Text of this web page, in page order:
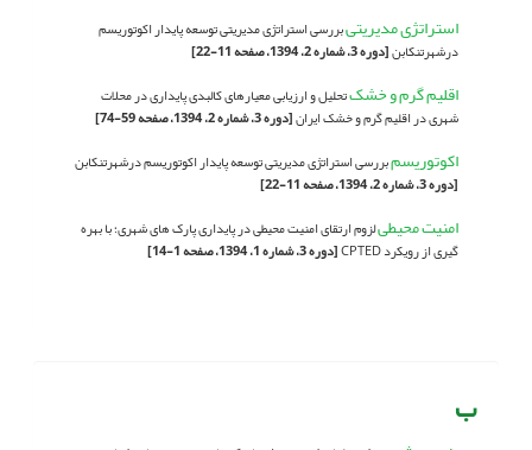
استراتژی مدیریتیبررسی استراتژی مدیریتی توسعه پایدار اکوتوریسم
درشهرتنکابن[دوره 3، شماره 2، 1394، صفحه 11-22]
اقلیم گرم و خشکتحلیل و ارزیابی معیارهای کالبدی پایداری در محلات
شهری در اقلیم گرم و خشک ایران[دوره 3، شماره 2، 1394، صفحه 59-74]
اکوتوریسمبررسی استراتژی مدیریتی توسعه پایدار اکوتوریسم درشهرتنکابن
[دوره 3، شماره 2، 1394، صفحه 11-22]
امنیت محیطیلزوم ارتقای امنیت محیطی در پایداری پارک های شهری؛ با بهره
گیری از رویکرد CPTED
[دوره 3، شماره 1، 1394، صفحه 1-14]
ب